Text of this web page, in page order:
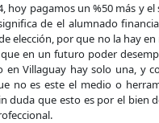
pagamos un %50 más y
de el alumnado
elección, por que no la hay
en un futuro poder
Villaguay hay solo una, y
no es este el medio o
duda que esto es por el bien